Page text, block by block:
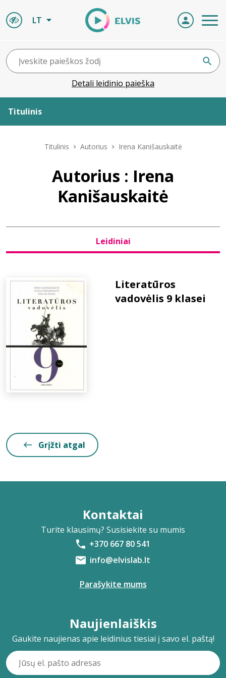
LT
Detali leidinio paieška
Titulinis
ELVIS atvyksta
Naujienos
Bibliotekoms
D.U.K.
Titulinis Autorius Irena Kanišauskaitė
Autorius : Irena
Kanišauskaitė
Leidiniai
Literatūros
vadovėlis 9 klasei
Grįžti atgal
Kontaktai
Turite klausimų? Susisiekite su mumis
+370 667 80 541
info@elvislab.lt
Parašykite mums
Naujienlaiškis
Gaukite naujienas apie leidinius tiesiai į savo el. paštą!